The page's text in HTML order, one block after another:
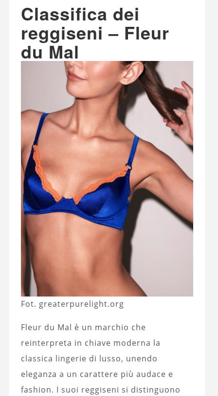
Classifica dei
reggiseni – Fleur
du Mal
Fot. greaterpurelight.org
Fleur du Mal è un marchio che
reinterpreta in chiave moderna la
classica lingerie di lusso, unendo
eleganza a un carattere più audace e
fashion. I suoi reggiseni si distinguono